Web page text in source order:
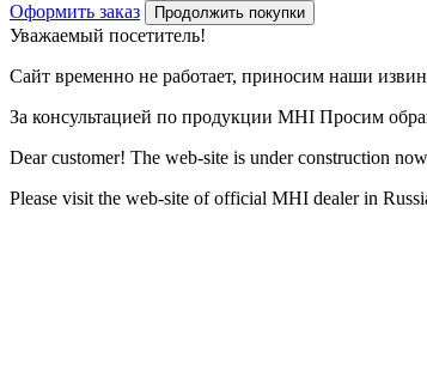
Оформить заказ
Продолжить покупки
Уважаемый посетитель!
Сайт временно не работает, приносим наши
За консультацией по продукции MHI Просим
Dear customer! The web-site is under construction
Please visit the web-site of official MHI dealer in